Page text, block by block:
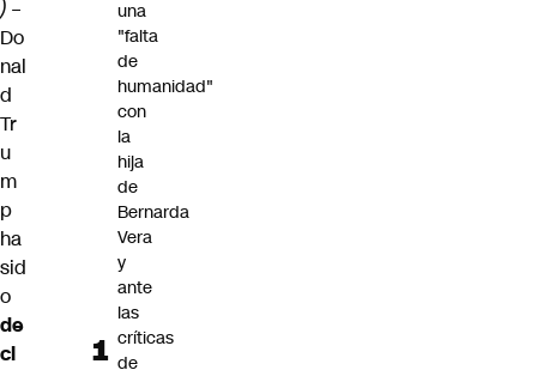
) –
Do
nal
d
Tr
u
m
p
ha
sid
o
de
cl
una
"falta
de
humanidad"
con
la
hija
de
Bernarda
Vera
y
ante
las
críticas
de